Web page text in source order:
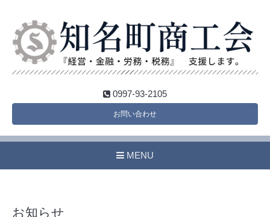
0997-93-2105
お問い合わせ
MENU
お知らせ